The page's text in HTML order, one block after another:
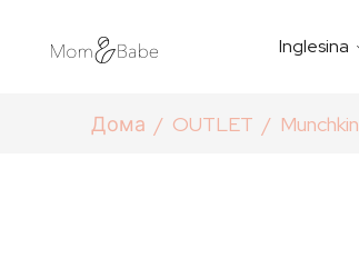
Inglesina
Дома OUTLET Munchkin